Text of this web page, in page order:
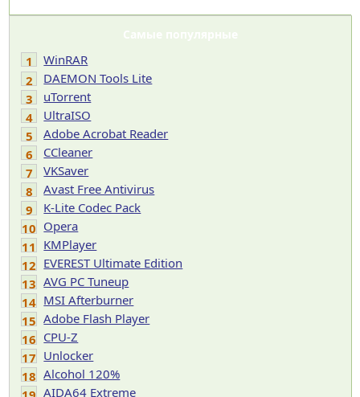
Самые популярные
1
WinRAR
2
DAEMON Tools Lite
3
uTorrent
4
UltraISO
5
Adobe Acrobat Reader
6
CCleaner
7
VKSaver
8
Avast Free Antivirus
9
K-Lite Codec Pack
10 Opera
11 KMPlayer
12 EVEREST Ultimate Edition
13 AVG PC Tuneup
14 MSI Afterburner
15 Adobe Flash Player
16 CPU-Z
17 Unlocker
18 Alcohol 120%
AIDA64 Extreme